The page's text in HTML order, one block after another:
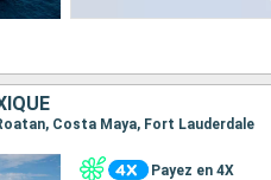
Costa Maya, Fort Lauderdale
Payez en 4X